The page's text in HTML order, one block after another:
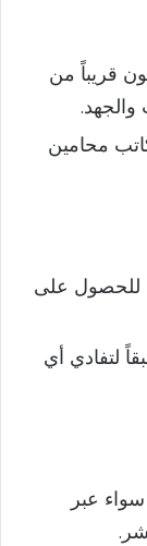
قريباً من
محامين
للحصول على
لتفادي أي
عبر